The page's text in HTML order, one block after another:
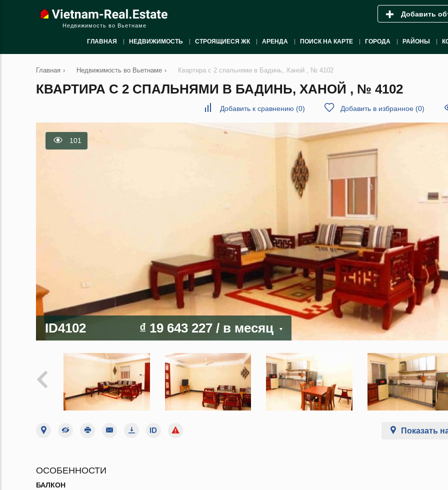
Недвижимость во Вьетнаме
Добавить
ГЛАВНАЯ НЕДВИЖИМОСТЬ СТРОЯЩИЕСЯ ЖК АРЕНДА ПОИСК НА КАРТЕ ГОРОДА РАЙОНЫ
Главная › Недвижимость во Вьетнаме › Квартира с 2 спальнями в Бадинь, Ханой , № 4102
КВАРТИРА С 2 СПАЛЬНЯМИ В БАДИНЬ, ХАНОЙ , № 4102
Добавить к сравнению (0) Добавить в избранное (0)
101
ID4102 ₫ 19 643 227 / в месяц
Показать
ОСОБЕННОСТИ
БАЛКОН